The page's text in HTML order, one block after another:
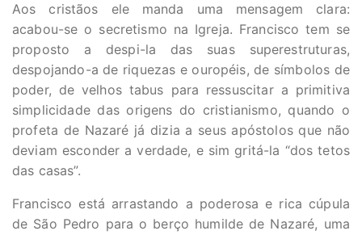
Aos cristãos ele manda uma mensagem clara:
acabou-se o secretismo na Igreja. Francisco tem se
proposto a despi-la das suas superestruturas,
despojando-a de riquezas e ouropéis, de símbolos de
poder, de velhos tabus para ressuscitar a primitiva
simplicidade das origens do cristianismo, quando o
profeta de Nazaré já dizia a seus apóstolos que não
deviam esconder a verdade, e sim gritá-la “dos tetos
das casas”.
Francisco está arrastando a poderosa e rica cúpula
de São Pedro para o berço humilde de Nazaré, uma